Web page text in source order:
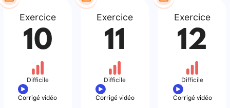
Exercice
10
Difficile
Corrigé vidéo
Exercice
11
Difficile
Corrigé vidéo
Exercice
12
Difficile
Corrigé vidéo